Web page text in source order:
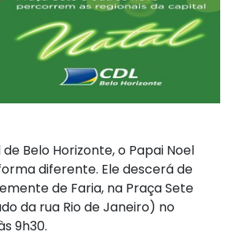
Belo Horizonte, o Papai Noel
diferente. Ele descerá de
de Faria, na Praça Sete
da rua Rio de Janeiro) no
9h30.